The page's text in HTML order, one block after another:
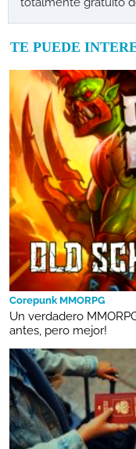
TE PUEDE
Corepunk MMORPG
Un verdadero
antes, pero mejor!